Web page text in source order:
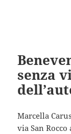
senza
Marcella
via San